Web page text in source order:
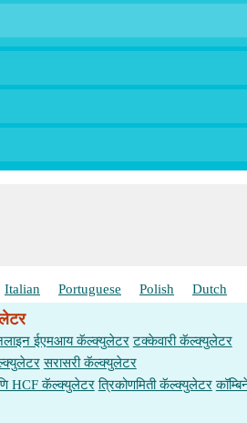
Italian Portuguese Polish Dutch
ईएमआय कॅल्क्युलेटर टक्केवारी कॅल्क्युलेटर
सरासरी कॅल्क्युलेटर
HCF कॅल्क्युलेटर त्रिकोणमिती कॅल्क्युलेटर